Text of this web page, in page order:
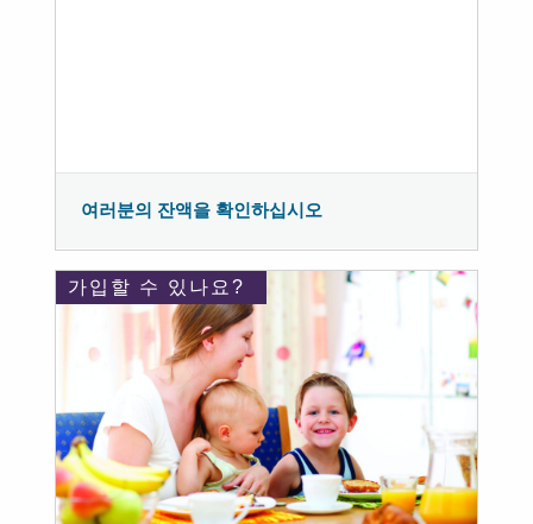
여러분의 잔액을 확인하십시오
가입할 수 있나요?